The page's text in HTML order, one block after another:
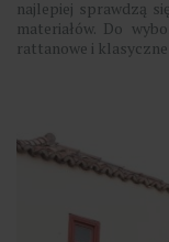
najlepiej sprawdzą
materiałów. Do
rattanowe i